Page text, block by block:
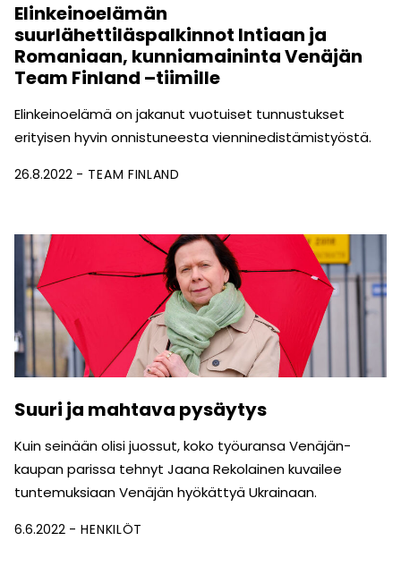
Elinkeinoelämän
suurlähettiläspalkinnot Intiaan ja
Romaniaan, kunniamaininta Venäjän
Team Finland –tiimille
Elinkeinoelämä on jakanut vuotuiset tunnustukset
erityisen hyvin onnistuneesta vienninedistämistyöstä.
26.8.2022 TEAM FINLAND
Suuri ja mahtava pysäytys
Kuin seinään olisi juossut, koko työuransa Venäjän-
kaupan parissa tehnyt Jaana Rekolainen kuvailee
tuntemuksiaan Venäjän hyökättyä Ukrainaan.
6.6.2022 HENKILÖT